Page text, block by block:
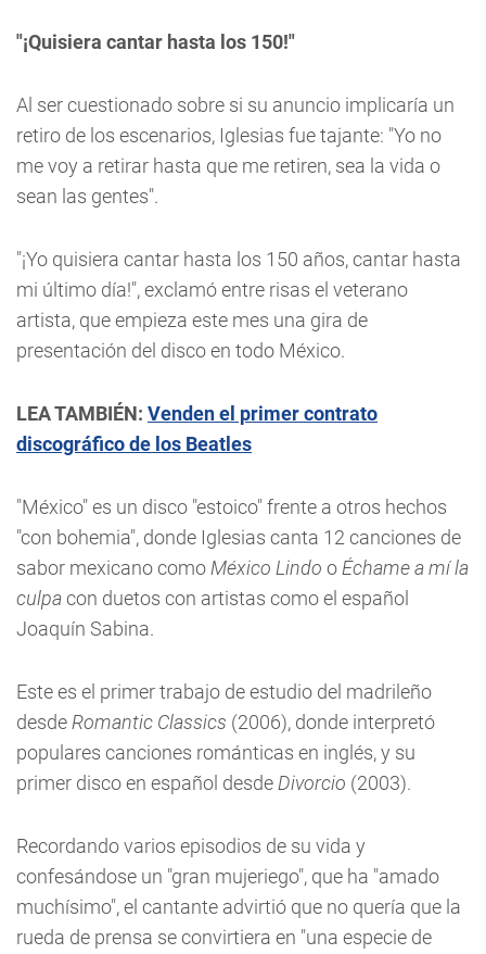
"¡Quisiera cantar hasta los 150!"
Al ser cuestionado sobre si su anuncio implicaría un
retiro de los escenarios, Iglesias fue tajante: "Yo no
me voy a retirar hasta que me retiren, sea la vida o
sean las gentes".
"¡Yo quisiera cantar hasta los 150 años, cantar hasta
mi último día!", exclamó entre risas el veterano
artista, que empieza este mes una gira de
presentación del disco en todo México.
LEA TAMBIÉN: Venden el primer contrato
discográfico de los Beatles
"México" es un disco "estoico" frente a otros hechos
"con bohemia", donde Iglesias canta 12 canciones de
sabor mexicano como México Lindo o Échame a mí la
culpacon duetos con artistas como el español
Joaquín Sabina.
Este es el primer trabajo de estudio del madrileño
desdeRomantic Classics (2006), donde interpretó
populares canciones románticas en inglés, y su
primer disco en español desde Divorcio (2003).
Recordando varios episodios de su vida y
confesándose un "gran mujeriego", que ha "amado
muchísimo", el cantante advirtió que no quería que la
rueda de prensa se convirtiera en "una especie de